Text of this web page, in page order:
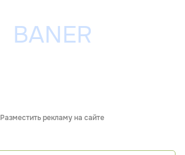
Разместить рекламу на сайте